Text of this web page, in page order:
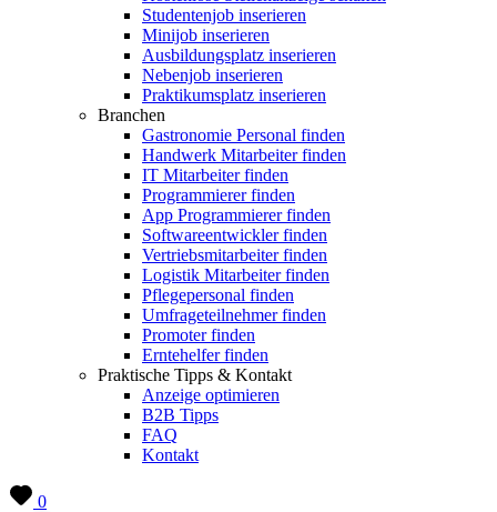
Studentenjob inserieren
Minijob inserieren
Ausbildungsplatz inserieren
Nebenjob inserieren
Praktikumsplatz inserieren
Branchen
Gastronomie Personal finden
Handwerk Mitarbeiter finden
IT Mitarbeiter finden
Programmierer finden
App Programmierer finden
Softwareentwickler finden
Vertriebsmitarbeiter finden
Logistik Mitarbeiter finden
Pflegepersonal finden
Umfrageteilnehmer finden
Promoter finden
Erntehelfer finden
Praktische Tipps & Kontakt
Anzeige optimieren
B2B Tipps
FAQ
Kontakt
0